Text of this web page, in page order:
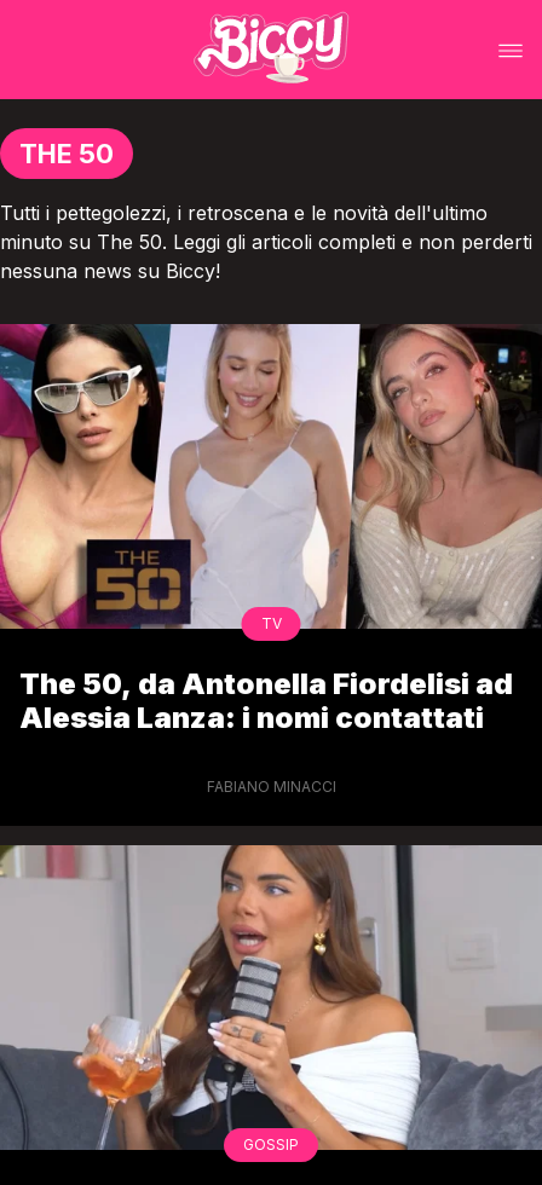
THE 50
Tutti i pettegolezzi, i retroscena e le novità dell'ultimo
minuto su The 50. Leggi gli articoli completi e non perderti
nessuna news su Biccy!
TV
The 50, da Antonella Fiordelisi ad
Alessia Lanza: i nomi contattati
FABIANO MINACCI
GOSSIP